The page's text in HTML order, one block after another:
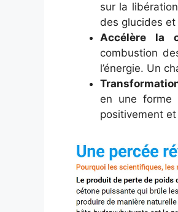
sur la
des glucides
Accélère la
combustion
l’énergie. Un
en une forme
positivement